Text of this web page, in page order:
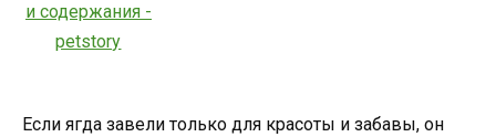
Если ягда завели только для красоты и забавы, он